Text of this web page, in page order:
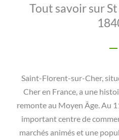
Tout savoir sur
Saint-Florent-sur-Cher,
Cher en France, a une
remonte au Moyen Âge. Au
important centre de
marchés animés et une